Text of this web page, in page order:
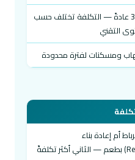
عدد الحقن 1–3 عادةً — التكلفة تختلف حسب
التقني
ومسكنات لفترة محدودة
أم إعادة بناء